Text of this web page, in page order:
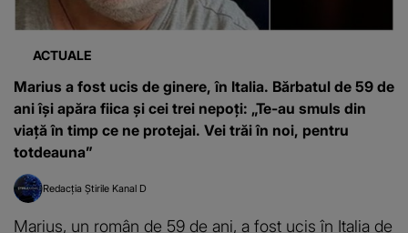
ACTUALE
Marius a fost ucis de ginere, în Italia. Bărbatul de 59 de
ani își apăra fiica și cei trei nepoți: „Te-au smuls din
viață în timp ce ne protejai. Vei trăi în noi, pentru
totdeauna”
Redacția Știrile Kanal D
Marius, un român de 59 de ani, a fost ucis în Italia de